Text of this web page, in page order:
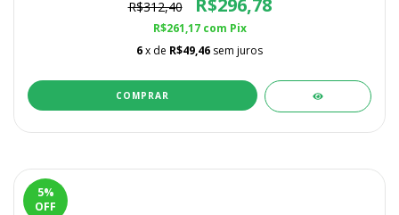
R$312,40 R$296,78
R$261,17 com Pix
6x de R$49,46 sem juros
5%
OFF